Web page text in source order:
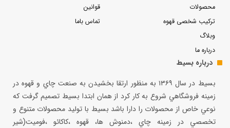
محصولات
ترکیب شخصی قهوه
وبلاگ
درباره ما
قوانین
تماس باما
درباره بسیط
بسيط در سال ۱۳۶۹ به منظور ارتقا بخشيدن به صنعت چاي و قهوه در
زمينه فروشگاهي شروع به كار كرد از همان ابتدا بسيط تصميم گرفت كه
نوعي خاص از محصولات را دارا باشد بسيط با توليد محصولات متنوع و
تخصصي در زمينه چاي ،دمنوش ها، قهوه ،كاكائو ،فوميت(شير